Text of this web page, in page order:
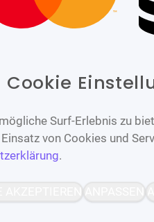
Bereitgestellt von
Cookie
Surf-Erlebnis zu
von Cookies und
.
AKZEPTIEREN ANPASSEN